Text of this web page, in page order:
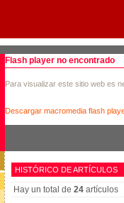
Flash player no encontrado
Para visualizar este sitio web es
Descargar macromedia flash
HISTÓRICO DE ARTÍCULOS
Hay un total de 24 artículos